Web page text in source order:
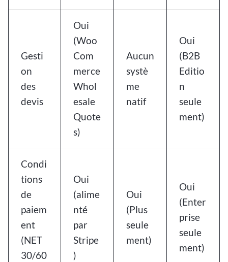
Gesti
on
des
devis
Oui
(Woo
Com
merce
Whol
esale
Quote
s)
Aucun
systè
me
natif
Oui
(B2B
Editio
n
seule
ment)
Condi
tions
de
paiem
ent
(NET
30/60
Oui
(alime
nté
par
Stripe
)
Oui
(Plus
seule
ment)
Oui
(Enter
prise
seule
ment)